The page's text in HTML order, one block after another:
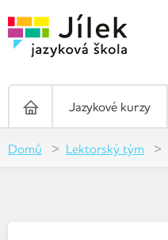
Jazykové kurzy
Domů Lektorský tým